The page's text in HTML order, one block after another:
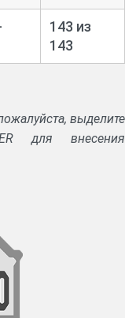
143 из
143
выделите
для внесения